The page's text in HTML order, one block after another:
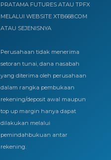
PRATAMA FUTURES ATAU TPFX
MELALUI WEBSITE XTB668.COM
ATAU SEJENISNYA
Perusahaan tidak menerima
setoran tunai, dana nasabah
yang diterima oleh perusahaan
dalam rangka pembukaan
rekening/deposit awal maupun
top up margin hanya dapat
dilakukan melalui
pemindahbukuan antar
rekening.